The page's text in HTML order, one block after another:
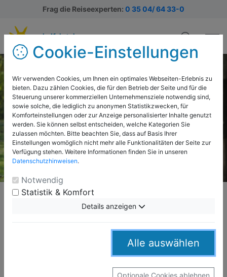
Frag die Reiseexperten: 0 35 04/ 64 33-0
Cookie-Einstellungen
Wir verwenden Cookies, um Ihnen ein optimales Webseiten-Erlebnis zu
bieten. Dazu zählen Cookies, die für den Betrieb der Seite und für die
Steuerung unserer kommerziellen Unternehmensziele notwendig sind,
sowie solche, die lediglich zu anonymen Statistikzwecken, für
Komforteinstellungen oder zur Anzeige personalisierter Inhalte genutzt
werden. Sie können selbst entscheiden, welche Kategorien Sie
zulassen möchten. Bitte beachten Sie, dass auf Basis Ihrer
Einstellungen womöglich nicht mehr alle Funktionalitäten der Seite zur
Verfügung stehen. Weitere Informationen finden Sie in unseren
Datenschutzhinweisen.
Notwendig
Statistik & Komfort
Details anzeigen
Alle auswählen
Optionale Cookies ablehnen